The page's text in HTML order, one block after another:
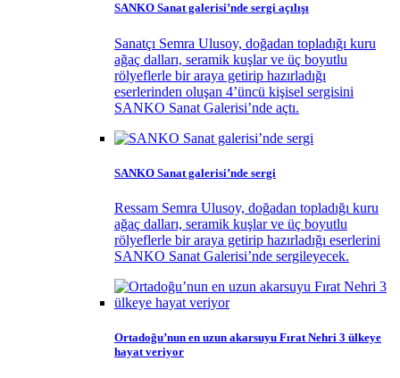
SANKO Sanat galerisi’nde sergi açılışı
Sanatçı Semra Ulusoy, doğadan topladığı kuru
ağaç dalları, seramik kuşlar ve üç boyutlu
rölyeflerle bir araya getirip hazırladığı
eserlerinden oluşan 4’üncü kişisel sergisini
SANKO Sanat Galerisi’nde açtı.
SANKO Sanat galerisi’nde sergi
Ressam Semra Ulusoy, doğadan topladığı kuru
ağaç dalları, seramik kuşlar ve üç boyutlu
rölyeflerle bir araya getirip hazırladığı eserlerini
SANKO Sanat Galerisi’nde sergileyecek.
Ortadoğu’nun en uzun akarsuyu Fırat Nehri 3 ülkeye
hayat veriyor